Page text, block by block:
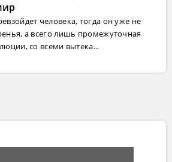
человека, тогда он уже не
а всего лишь промежуточная
со всеми вытека...